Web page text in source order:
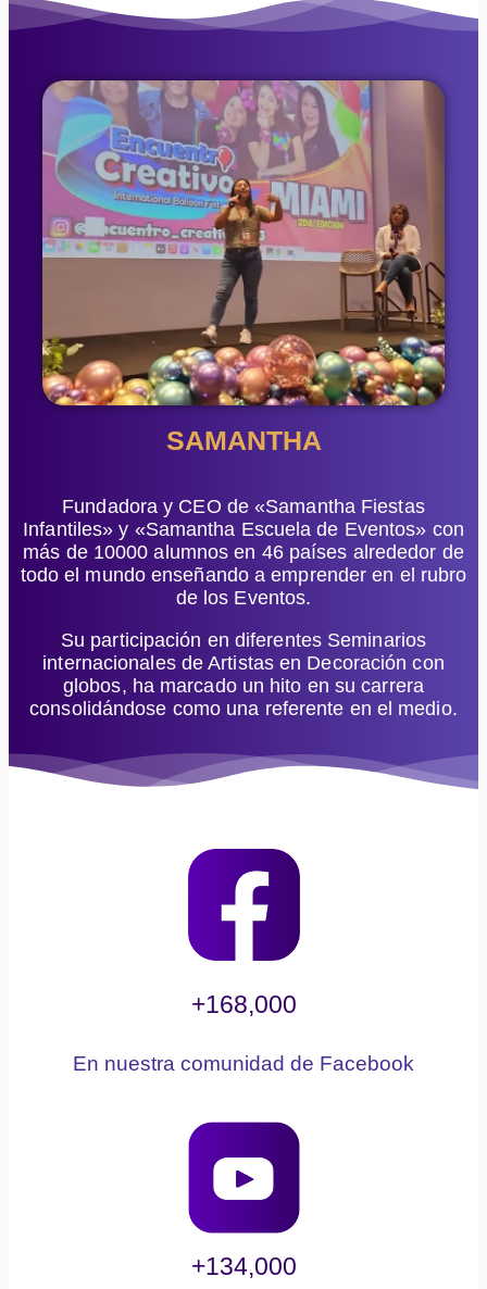
SAMANTHA
Fundadora y CEO de «Samantha Fiestas
Infantiles» y «Samantha Escuela de Eventos» con
más de 10000 alumnos en 46 países alrededor de
todo el mundo enseñando a emprender en el rubro
de los Eventos.
Su participación en diferentes Seminarios
internacionales de Artistas en Decoración con
globos, ha marcado un hito en su carrera
consolidándose como una referente en el medio.
+168,000
En nuestra comunidad de Facebook
+134,000